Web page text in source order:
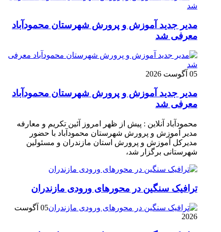
مدیر جدید آموزش و پرورش شهرستان محمودآباد
معرفی شد
05 آگوست 2026
مدیر جدید آموزش و پرورش شهرستان محمودآباد
معرفی شد
محمودآباد آنلاین : پیش از ظهر امروز آئین تکریم و معارفه
مدیر آموزش و پرورش شهرستان محمودآباد با حضور
مدیرکل آموزش و پرورش استان مازندران و مسئولین
شهرستانی برگزار شد،
ترافیک سنگین در محور‌های ورودی مازندران
05 آگوست
2026